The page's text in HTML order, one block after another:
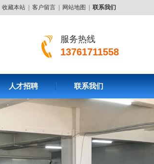
收藏本站 客户留言 网站地图 联系我们
服务热线
13761711558
人才招聘 联系我们